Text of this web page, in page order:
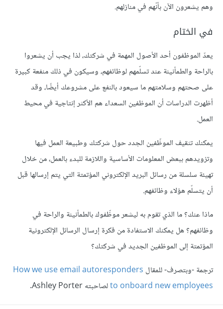
وهم يشعرون الآن بأنّهم في منازلهم.
في الختام
يعدّ الموظفون أحد الأصول المهمة في شركتك، لذا يجب أن يشعروا
بالراحة والطمأنينة عند تسلّمهم لوظائفهم، وسيكون في ذلك منفعة كبيرة
على صحتهم وسلامتهم ما سيعود بالنفع على مشروعك أيضًا، وقد
أظهرت الدراسات أن الموظفين السعداء هم الأكثر إنتاجية في محيط
العمل.
يمكنك تثقيف الموظّفين الجدد حول شركتك وطبيعة العمل فيها
وتزويدهم ببعض المعلومات الأساسية واللازمة للبدء بالعمل، من خلال
تهيئة سلسلة من رسائل البريد الإلكتروني المؤتمتة التي يتم إرسالها قبل
أن يتسلّم هؤلاء وظائفهم.
ماذا عنك؟ ما الذي تقوم به ليشعر موظّفوك بالطمأنينة والراحة في
وظائفهم؟ هل يمكنك الاستفادة من فكرة إرسال الرسائل الإلكترونية
المؤتمتة إلى الموظفين الجديد في شركتك؟
ترجمة -وبتصرف- للمقال How we use email autoresponders
to onboard new employeesلصاحبته Ashley Porter.